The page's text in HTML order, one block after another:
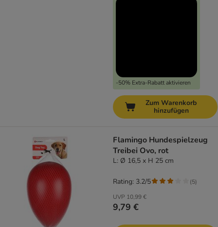
-50% Extra-Rabatt aktivieren
Zum Warenkorb
hinzufügen
Flamingo Hundespielzeug
Treibei Ovo, rot
L: Ø 16,5 x H 25 cm
UVP 10,99 €
9,79 €
Rating: 3.2/5 (5)